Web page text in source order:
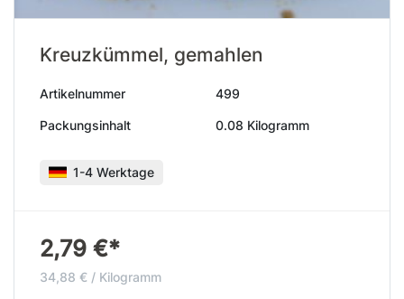
Kreuzkümmel, gemahlen
Artikelnummer 499
Packungsinhalt 0.08 Kilogramm
1-4 Werktage
2,79 €*
34,88 € / Kilogramm